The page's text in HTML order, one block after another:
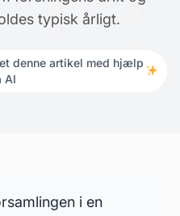
typisk årligt.
denne artikel med hjælp
AI
i en